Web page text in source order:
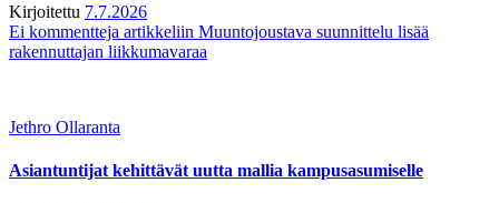
Kirjoitettu 7.7.2026
Ei kommentteja artikkeliin Muuntojoustava suunnittelu lisää
rakennuttajan liikkumavaraa
Jethro Ollaranta
Asiantuntijat kehittävät uutta mallia kampusasumiselle